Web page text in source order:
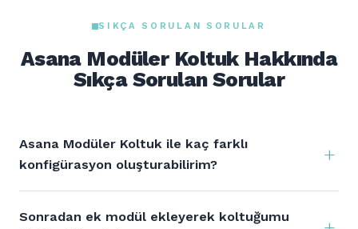
SIKÇA SORULAN SORULAR
Asana Modüler Koltuk Hakkında
Sıkça Sorulan Sorular
Asana Modüler Koltuk ile kaç farklı
konfigürasyon oluşturabilirim?
Sonradan ek modül ekleyerek koltuğumu